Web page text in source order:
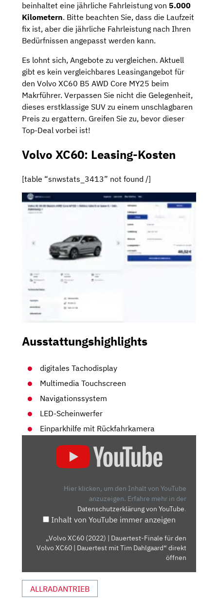
beinhaltet eine jährliche Fahrleistung von 5.000
Kilometern. Bitte beachten Sie, dass die Laufzeit
fix ist, aber die jährliche Fahrleistung nach Ihren
Bedürfnissen angepasst werden kann.
Es lohnt sich, Angebote zu vergleichen. Aktuell
gibt es kein vergleichbares Leasingangebot für
den Volvo XC60 B5 AWD Core MY25 beim
Makrführer. Verpassen Sie nicht die Gelegenheit,
dieses erstklassige SUV zu einem unschlagbaren
Preis zu ergattern. Greifen Sie zu, bevor dieser
Top-Deal vorbei ist!
Volvo XC60: Leasing-Kosten
[table “snwstats_3413” not found /]
Ausstattungshighlights
digitales Tachodisplay
Multimedia Touchscreen
Navigationssystem
LED-Scheinwerfer
Einparkhilfe mit Rückfahrkamera
DAUERTEST-
XC60
MIT
TIM
Hier klicken, um den Inhalt von YouTube
anzuzeigen. Erfahre mehr in der
Datenschutzerklärung von YouTube.
Inhalt von YouTube immer anzeigen
„Volvo XC60 (2022) | Dauertest-Finale für den
Volvo XC60 | Dauertest mit Tim Dahlgaard“ direkt
öffnen
ALLRADANTRIEB